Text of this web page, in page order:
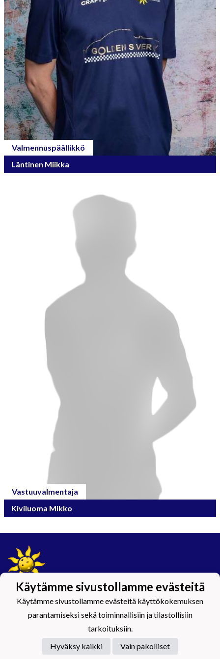
Valmennuspäällikkö
Läntinen Miikka
Vastuuvalmentaja
Kiviluoma Mikko
Tietosuojaseloste
#Maijamäkimagic
Käytämme sivustollamme evästeitä
Käytämme sivustollamme evästeitä käyttökokemuksen
parantamiseksi sekä toiminnallisiin ja tilastollisiin
tarkoituksiin.
Hyväksy kaikki
Vain pakolliset